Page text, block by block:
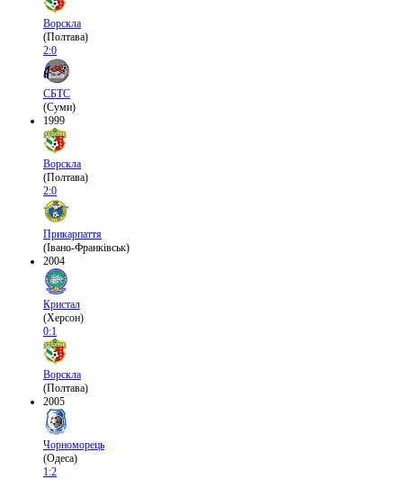
Ворскла
(Полтава)
2:0
СБТС
(Суми)
1999
Ворскла
(Полтава)
2:0
Прикарпаття
(Івано-Франківськ)
2004
Кристал
(Херсон)
0:1
Ворскла
(Полтава)
2005
Чорноморець
(Одеса)
1:2